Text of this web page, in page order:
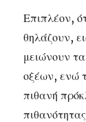
Επιπλέον,
θηλάζουν,
μειώνουν
οξέων, ενώ
πιθανή